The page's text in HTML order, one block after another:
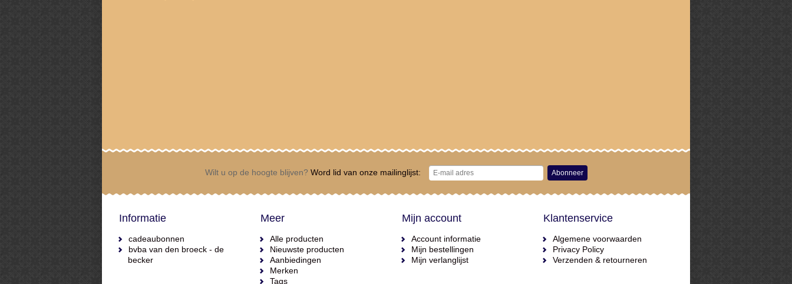
Wilt u op de hoogte blijven? Word lid van onze mailinglijst: Abonneer
Informatie
cadeaubonnen
bvba van den broeck - de
becker
Meer
Alle producten
Nieuwste producten
Aanbiedingen
Merken
Tags
Mijn account
Account informatie
Mijn bestellingen
Mijn verlanglijst
Klantenservice
Algemene voorwaarden
Privacy Policy
Verzenden & retourneren